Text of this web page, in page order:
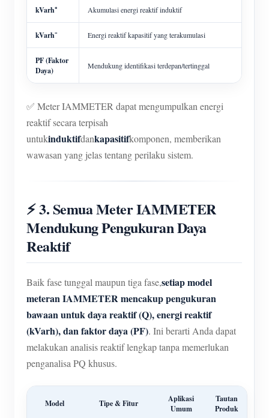
kVarh⁺ Akumulasi energi reaktif induktif
kVarh⁻ Energi reaktif kapasitif yang terakumulasi
PF (Faktor
Daya)
Mendukung identifikasi terdepan/tertinggal
✅ Meter IAMMETER dapat mengumpulkan energi
reaktif secara terpisah
untukinduktifdankapasitifkomponen, memberikan
wawasan yang jelas tentang perilaku sistem.
⚡ 3. Semua Meter IAMMETER
Mendukung Pengukuran Daya
Reaktif
Baik fase tunggal maupun tiga fase,setiap model
meteran IAMMETER mencakup pengukuran
bawaan untuk daya reaktif (Q), energi reaktif
(kVarh), dan faktor daya (PF). Ini berarti Anda dapat
melakukan analisis reaktif lengkap tanpa memerlukan
penganalisa PQ khusus.
Model Tipe & Fitur
Aplikasi
Umum
Tautan
Produk